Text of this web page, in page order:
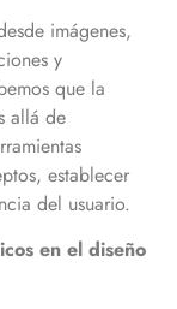
imágenes,
y
que la
allá de
establecer
del usuario.
en el diseño